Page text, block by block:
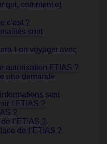
qui, comment et
c’est ?
sont
t-on voyager avec
autorisation ETIAS ?
une demande
sont
l’ETIAS ?
?
l’ETIAS ?
de l’ETIAS ?